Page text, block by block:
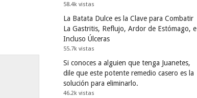
58.4k vistas
La Batata Dulce es la Clave para Combatir
La Gastritis, Reflujo, Ardor de Estómago, e
Incluso Úlceras
55.7k vistas
Si conoces a alguien que tenga Juanetes,
dile que este potente remedio casero es la
solución para eliminarlo.
46.2k vistas